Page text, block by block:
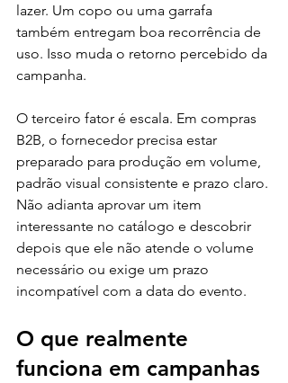
lazer. Um copo ou uma garrafa
também entregam boa recorrência de
uso. Isso muda o retorno percebido da
campanha.
O terceiro fator é escala. Em compras
B2B, o fornecedor precisa estar
preparado para produção em volume,
padrão visual consistente e prazo claro.
Não adianta aprovar um item
interessante no catálogo e descobrir
depois que ele não atende o volume
necessário ou exige um prazo
incompatível com a data do evento.
O que realmente
funciona em campanhas